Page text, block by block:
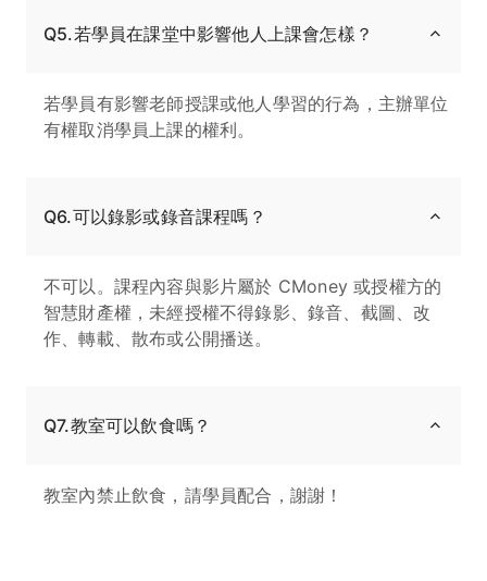
Q5.若學員在課堂中影響他人上課會怎樣？
若學員有影響老師授課或他人學習的行為，主辦單位
有權取消學員上課的權利。
Q6.可以錄影或錄音課程嗎？
不可以。課程內容與影片屬於 CMoney 或授權方的
智慧財產權，未經授權不得錄影、錄音、截圖、改
作、轉載、散布或公開播送。
Q7.教室可以飲食嗎？
教室內禁止飲食，請學員配合，謝謝！